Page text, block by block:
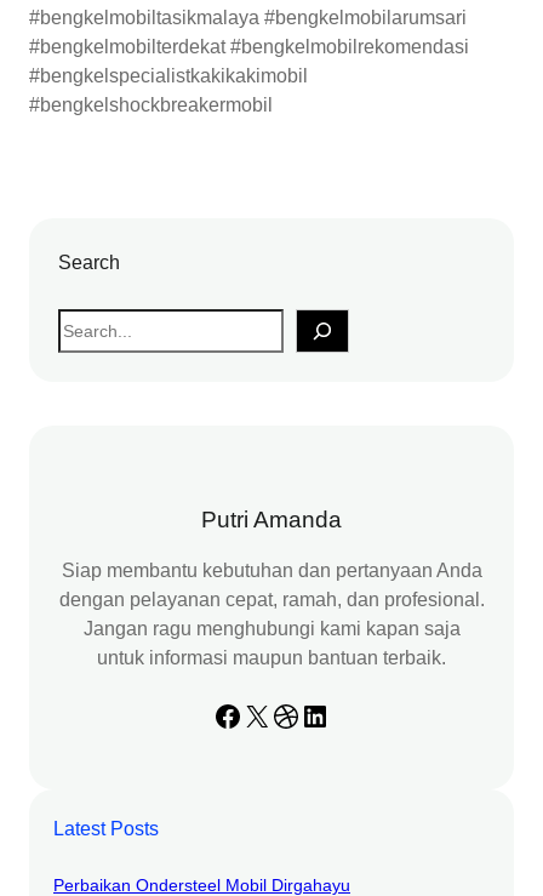
#bengkelmobiltasikmalaya #bengkelmobilarumsari
#bengkelmobilterdekat #bengkelmobilrekomendasi
#bengkelspecialistkakikakimobil
#bengkelshockbreakermobil
Search
S
e
Putri Amanda
Siap membantu kebutuhan dan pertanyaan Anda
dengan pelayanan cepat, ramah, dan profesional.
Jangan ragu menghubungi kami kapan saja
untuk informasi maupun bantuan terbaik.
Facebook X Dribbble LinkedIn
Latest Posts
Perbaikan Ondersteel Mobil Dirgahayu